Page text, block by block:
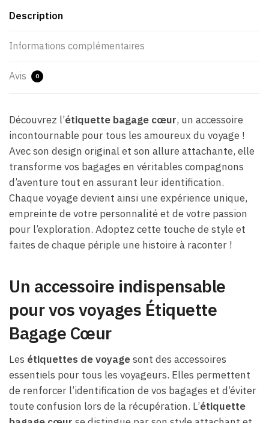
Description
Informations complémentaires
Avis 0
Découvrez l’étiquette bagage cœur, un accessoire
incontournable pour tous les amoureux du voyage !
Avec son design original et son allure attachante, elle
transforme vos bagages en véritables compagnons
d’aventure tout en assurant leur identification.
Chaque voyage devient ainsi une expérience unique,
empreinte de votre personnalité et de votre passion
pour l’exploration. Adoptez cette touche de style et
faites de chaque périple une histoire à raconter !
Un accessoire indispensable
pour vos voyages Étiquette
Bagage Cœur
Les étiquettes de voyagesont des accessoires
essentiels pour tous les voyageurs. Elles permettent
de renforcer l’identification de vos bagages et d’éviter
toute confusion lors de la récupération. L’étiquette